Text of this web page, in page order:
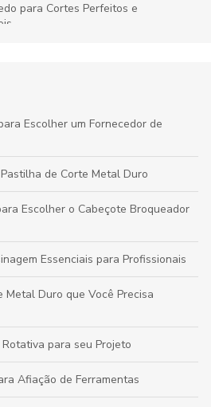
para Cortes Perfeitos e
do disco de desbaste pode
Escolher um Fornecedor de
de Corte Metal Duro
Escolher o Cabeçote Broqueador
Essenciais para Profissionais
Metal Duro que Você Precisa
para seu Projeto
Afiação de Ferramentas